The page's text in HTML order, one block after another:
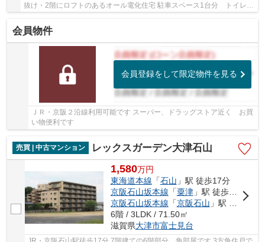
抜け・2階にロフトのあるオール電化住宅 駐車スペース1台分 トイレ2
ヶ所あり 玄関・リビングにエコカラット 南...
会員物件
会員登録をして限定物件を見る
ＪＲ・京阪２沿線利用可能です スーパー、ドラッグストア近く お買
い物便利です
売買 | 中古マンション レックスガーデン大津石山
1,580万円
東海道本線 「石山 」駅 徒歩17分
京阪石山坂本線 「粟津」駅 徒歩13分
京阪石山坂本線 「京阪石山 」駅 徒歩17分
6階 / 3LDK / 71.50㎡
滋賀県大津市富士見台